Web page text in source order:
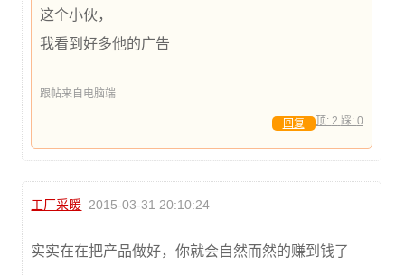
这个小伙，
我看到好多他的广告
跟帖来自电脑端
顶: 2 踩: 0
回复
工厂采暖 2015-03-31 20:10:24
实实在在把产品做好，你就会自然而然的赚到钱了